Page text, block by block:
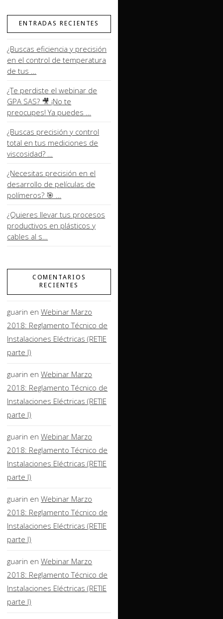
ENTRADAS RECIENTES
¿Buscas eficiencia y precisión
en el control de temperatura
de tus …
¿Te perdiste el webinar de
GPA SAS? 🎥 ¡No te
preocupes! Ya puedes …
¿Buscas precisión y control
total en tus mediciones de
viscosidad? …
¿Necesitas precisión en el
desarrollo de películas de
polímeros? 🎯 …
¿Quieres llevar tus procesos
productivos en plásticos y
cables al s…
COMENTARIOS
RECIENTES
guarin enWebinar Marzo
2018: Reglamento Técnico de
Instalaciones Eléctricas (RETIE
parte I)
guarin enWebinar Marzo
2018: Reglamento Técnico de
Instalaciones Eléctricas (RETIE
parte I)
guarin enWebinar Marzo
2018: Reglamento Técnico de
Instalaciones Eléctricas (RETIE
parte I)
guarin enWebinar Marzo
2018: Reglamento Técnico de
Instalaciones Eléctricas (RETIE
parte I)
guarin enWebinar Marzo
2018: Reglamento Técnico de
Instalaciones Eléctricas (RETIE
parte I)